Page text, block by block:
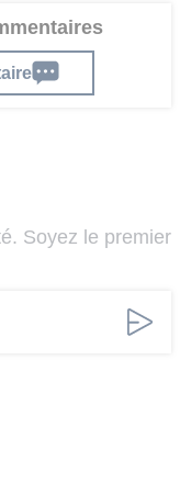
Soyez le premier